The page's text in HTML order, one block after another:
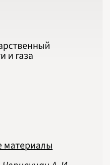
и газа
материалы